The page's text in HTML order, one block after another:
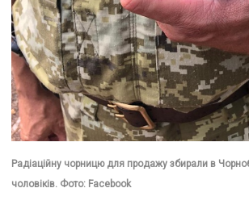
Радіаційну чорницю для продажу збирали в
чоловіків. Фото: Facebook